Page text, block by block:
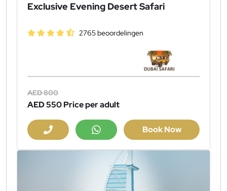
Exclusive Evening Desert Safari
2765 beoordelingen
AED 800
AED 550Price per adult
Book Now